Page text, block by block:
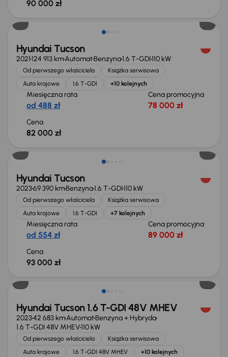
90 000 zł
Hyundai Tucson
2021124 913 kmAutomatBenzyna1.6 T-GDI110 kW
Od pierwszego właściciela
Książka serwisowa
Auta krajowe
1.6 T-GDI +10 kolejnych
Miesięczna rata
od 488 zł
Cena promocyjna
78 000 zł
Cena
82 000 zł
Hyundai Tucson
202369 390 kmBenzyna1.6 T-GDI110 kW
Od pierwszego właściciela
Książka serwisowa
Auta krajowe
1.6 T-GDI +7 kolejnych
Miesięczna rata
od 554 zł
Cena promocyjna
89 000 zł
Cena
93 000 zł
Hyundai Tucson 1.6 T-GDI 48V MHEV
202342 683 kmAutomatBenzyna + Hybryda
1.6 T-GDI 48V MHEV110 kW
Od pierwszego właściciela
Książka serwisowa
Auta krajowe
1.6 T-GDI 48V MHEV +10 kolejnych